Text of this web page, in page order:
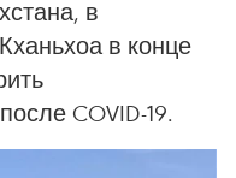
в
в конце
COVID-19.